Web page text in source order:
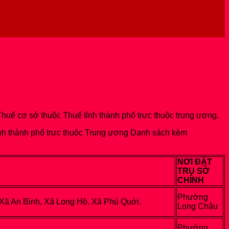
cơ sở thuộc Thuế tỉnh thành phố trực thuộc trung ương.
thành phố trực thuộc Trung ương Danh sách kèm
NƠI ĐẶT
TRỤ SỞ
CHÍNH
An Bình, Xã Long Hồ, Xã Phú Quới.
Phường
Long Châu